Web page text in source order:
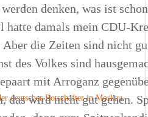
deutscher Botschafter in Moskau
denken, was ist
hatte damals mein CDU-
Aber die Zeiten sind nicht
des Volkes sind
mit Arroganz
das wird nicht gut gehen.